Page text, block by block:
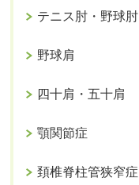
テニス肘・野球肘
野球肩
四十肩・五十肩
顎関節症
頚椎脊柱管狭窄症